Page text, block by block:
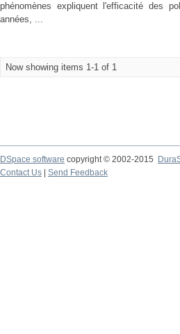
phénomènes expliquent l'efficacité des
années, ...
Now showing items 1-1 of 1
DSpace software copyright © 2002-2015
Contact Us
Send Feedback